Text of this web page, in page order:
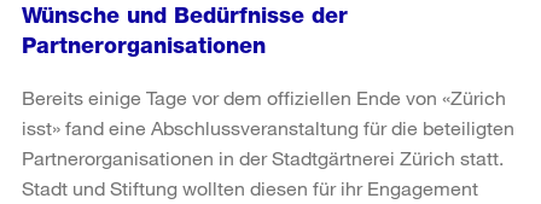
Wünsche und Bedürfnisse der
Partnerorganisationen
Bereits einige Tage vor dem offiziellen Ende von «Zürich
isst» fand eine Abschlussveranstaltung für die beteiligten
Partnerorganisationen in der Stadtgärtnerei Zürich statt.
Stadt und Stiftung wollten diesen für ihr Engagement